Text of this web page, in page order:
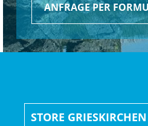
Rahmenmaterial: Carbon
Gangschaltung: SRAM GX Eagle
Schalthebel: SRAM AXS POD
ANFRAGE PER
STORE GRIESKIRCHEN